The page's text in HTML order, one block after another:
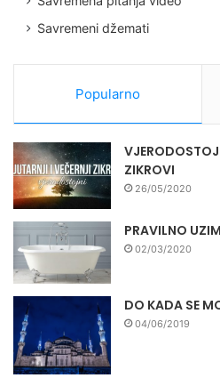
Savremeni džemati
Popularno
ZIKROVI
26/05/2020
PRAVILNO
02/03/2020
DO KADA SE
04/06/2019